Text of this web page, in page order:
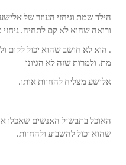
הילד שמת וגיחזי העוזר של
ורואה שהוא לא קם לתחיה.
. הוא לא חושב שהוא יכול לקום
מת. ולמרות שזה לא הגיוני
אלישע מצליח להחיות אותו.
האוכל בתבשיל האנשים שאכלו
שהוא יכול להשביע ולהחיות.